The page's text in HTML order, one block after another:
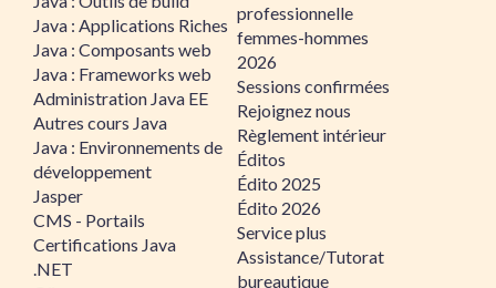
Java : Applications Riches
Java : Composants web
Java : Frameworks web
Administration Java EE
Autres cours Java
Java : Environnements de
développement
Jasper
CMS - Portails
Certifications Java
.NET
professionnelle
femmes-hommes
2026
Sessions confirmées
Rejoignez nous
Règlement intérieur
Éditos
Édito 2025
Édito 2026
Service plus
Assistance/Tutorat
bureautique